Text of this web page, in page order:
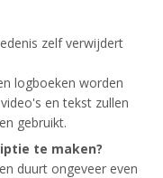
zelf verwijdert
logboeken worden
en tekst zullen
gebruikt.
te maken?
duurt ongeveer even